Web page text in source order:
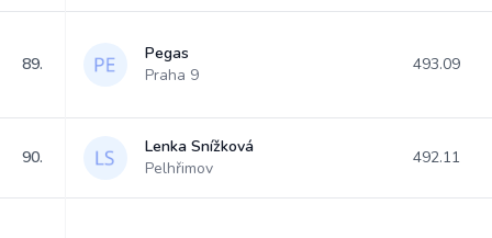
89.
Pegas
Praha 9
493.09
90.
Lenka Snížková
Pelhřimov
492.11